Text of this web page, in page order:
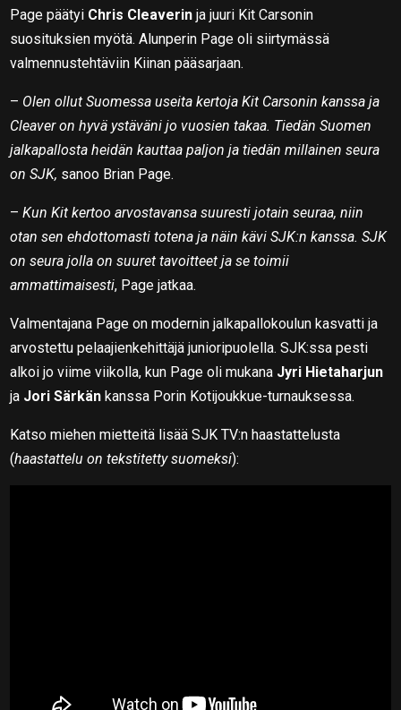
Page päätyi Chris Cleaverin ja juuri Kit Carsonin
suosituksien myötä. Alunperin Page oli siirtymässä
valmennustehtäviin Kiinan pääsarjaan.
– Olen ollut Suomessa useita kertoja Kit Carsonin kanssa ja
Cleaver on hyvä ystäväni jo vuosien takaa. Tiedän Suomen
jalkapallosta heidän kauttaa paljon ja tiedän millainen seura
on SJK, sanoo Brian Page.
–Kun Kit kertoo arvostavansa suuresti jotain seuraa, niin
otan sen ehdottomasti totena ja näin kävi SJK:n kanssa. SJK
on seura jolla on suuret tavoitteet ja se toimii
ammattimaisesti, Page jatkaa.
Valmentajana Page on modernin jalkapallokoulun kasvatti ja
arvostettu pelaajienkehittäjä junioripuolella. SJK:ssa pesti
alkoi jo viime viikolla, kun Page oli mukana Jyri Hietaharjun
ja Jori Särkän kanssa Porin Kotijoukkue-turnauksessa.
Katso miehen mietteitä lisää SJK TV:n haastattelusta
(haastattelu on tekstitetty suomeksi):